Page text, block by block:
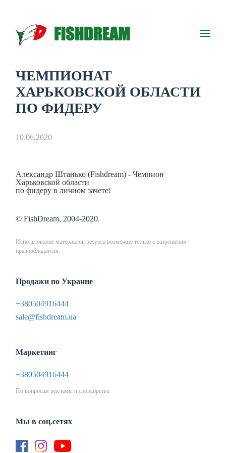
ЧЕМПИОНАТ
ХАРЬКОВСКОЙ ОБЛАСТИ
ПО ФИДЕРУ
10.06.2020
Александр Штанько (Fishdream) - Чемпион
Харьковской области
по фидеру в личном зачете!
© FishDream, 2004-2020.
Использование материалов ресурса возможно только с разрешения
правообладателя.
Продажи по Украине
+380504916444
sale@fishdream.ua
Маркетинг
+380504916444
По вопросам рекламы и спонсорства
Мы в соц.сетях